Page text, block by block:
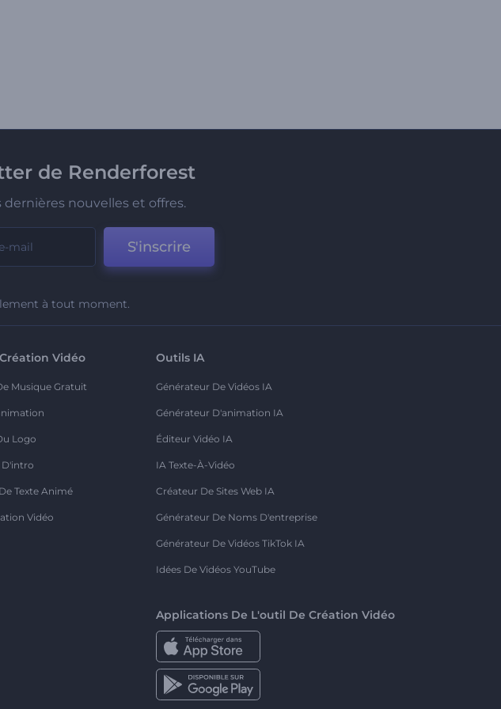
de Renderforest
nouvelles et offres.
S'inscrire
à tout moment.
Vidéo
Musique Gratuit
Logo
Texte Animé
Vidéo
Outils IA
Générateur De Vidéos IA
Générateur D'animation IA
Éditeur Vidéo IA
IA Texte-À-Vidéo
Créateur De Sites Web IA
Générateur De Noms D'entreprise
Générateur De Vidéos TikTok IA
Idées De Vidéos YouTube
Applications De L'outil De Création Vidéo